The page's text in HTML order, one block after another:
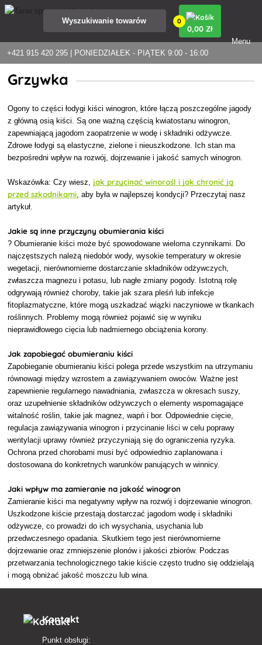
+421 915 420 295 | PONIEDZIAŁEK - PIĄTEK 9:00 - 16:00
0
0,00 Zł
Menu
Grzywka
Ogony to części łodygi kiści winogron, które łączą poszczególne jagody
z główną osią kiści. Są one ważną częścią kwiatostanu winogron,
zapewniającą jagodom zaopatrzenie w wodę i składniki odżywcze.
Zdrowe łodygi są elastyczne, zielone i nieuszkodzone. Ich stan ma
bezpośredni wpływ na rozwój, dojrzewanie i jakość samych winogron.
Wskazówka: Czy wiesz, jak przycinać winorośl i jak chronić ją
przed szkodnikami , aby była w najlepszej kondycji? Przeczytaj nasz
artykuł.
Jakie są inne przyczyny obumierania kiści
? Obumieranie kiści może być spowodowane wieloma czynnikami. Do
najczęstszych należą niedobór wody, wysokie temperatury w okresie
wegetacji, nierównomierne dostarczanie składników odżywczych,
zwłaszcza magnezu i potasu, lub nagłe zmiany pogody. Istotną rolę
odgrywają również choroby, takie jak szara pleśń lub infekcje
fitoplazmatyczne, które mogą uszkadzać wiązki naczyniowe w tkankach
roślinnych. Problemy mogą również pojawić się w wyniku
nieprawidłowego cięcia lub nadmiernego obciążenia korony.
Jak zapobiegać obumieraniu kiści
Zapobieganie obumieraniu kiści polega przede wszystkim na utrzymaniu
równowagi między wzrostem a zawiązywaniem owoców. Ważne jest
zapewnienie regularnego nawadniania, zwłaszcza w okresach suszy,
oraz uzupełnienie składników odżywczych o elementy wspomagające
witalność roślin, takie jak magnez, wapń i bor. Odpowiednie cięcie,
regulacja zawiązywania winogron i przycinanie liści w celu poprawy
wentylacji uprawy również przyczyniają się do ograniczenia ryzyka.
Ochrona przed chorobami musi być odpowiednio zaplanowana i
dostosowana do konkretnych warunków panujących w winnicy.
Jaki wpływ ma zamieranie na jakość winogron
Zamieranie kiści ma negatywny wpływ na rozwój i dojrzewanie winogron.
Uszkodzone kiście przestają dostarczać jagodom wodę i składniki
odżywcze, co prowadzi do ich wysychania, usychania lub
przedwczesnego opadania. Skutkiem tego jest nierównomierne
dojrzewanie oraz zmniejszenie plonów i jakości zbiorów. Podczas
przetwarzania technologicznego takie kiście często trudno się oddzielają
i mogą obniżać jakość moszczu lub wina.
Kontakt
Punkt obsługi: